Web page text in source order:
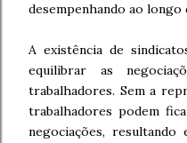
desempenhando ao longo
A existência de
equilibrar as
trabalhadores. Sem a
trabalhadores podem
negociações, resultando